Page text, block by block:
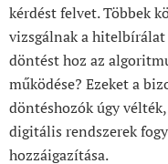
kérdést felvet. Többek
vizsgálnak a
döntést hoz az
működése? Ezeket a
döntéshozók úgy
digitális rendszerek
hozzáigazítása.